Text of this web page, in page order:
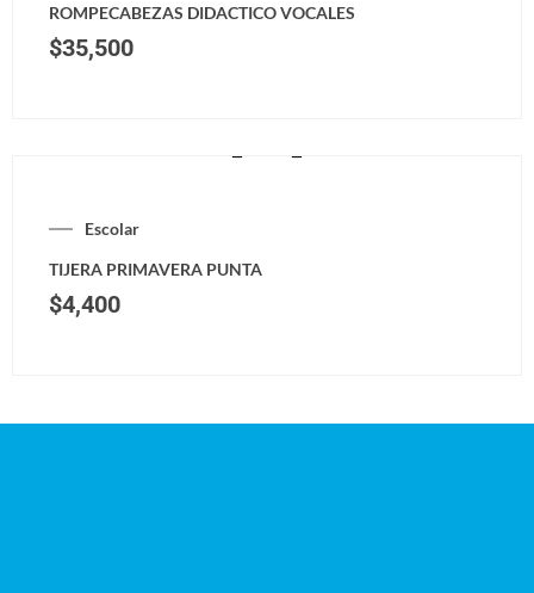
ROMPECABEZAS DIDACTICO VOCALES
$35,500
Escolar
TIJERA PRIMAVERA PUNTA
$4,400